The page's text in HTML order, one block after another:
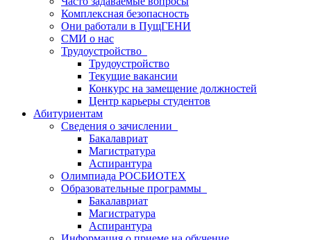
Комплексная безопасность
Они работали в ПущГЕНИ
СМИ о нас
Трудоустройство
Трудоустройство
Текущие вакансии
Конкурс на замещение должностей
Центр карьеры студентов
Абитуриентам
Сведения о зачислении
Бакалавриат
Магистратура
Аспирантура
Олимпиада РОСБИОТЕХ
Образовательные программы
Бакалавриат
Магистратура
Аспирантура